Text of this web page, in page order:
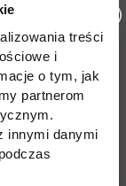
treści
i
o tym, jak
partnerom
innymi danymi
karcie